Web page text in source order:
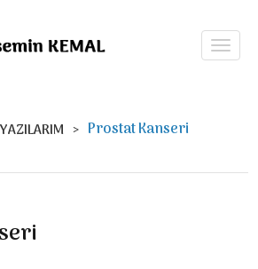
YAZILARIM Prostat Kanseri